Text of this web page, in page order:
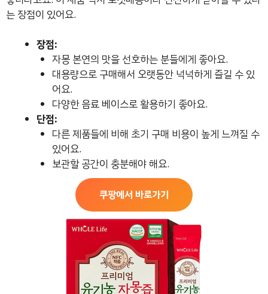
는 장점이 있어요.
장점:
자몽 본연의 맛을 선호하는 분들에게 좋아요.
대용량으로 구매해서 오랫동안 넉넉하게 즐길 수 있
어요.
다양한 음료 베이스로 활용하기 좋아요.
단점:
다른 제품들에 비해 초기 구매 비용이 높게 느껴질 수
있어요.
보관할 공간이 충분해야 해요.
쿠팡에서 바로가기